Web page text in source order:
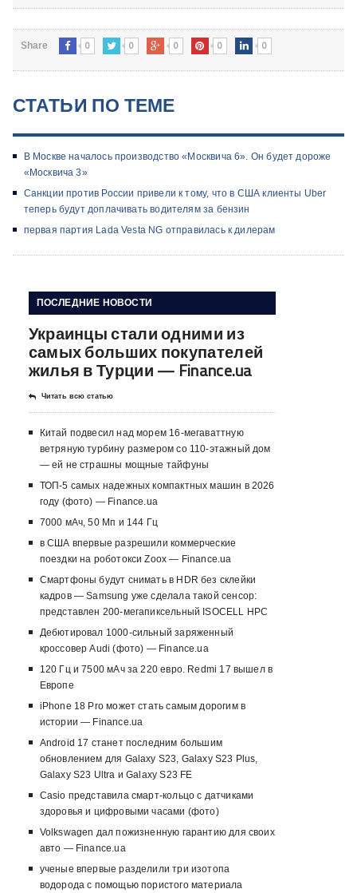
Share 0 0 0 0 0
СТАТЬИ ПО ТЕМЕ
В Москве началось производство «Москвича 6». Он будет дороже
«Москвича 3»
Санкции против России привели к тому, что в США клиенты Uber
теперь будут доплачивать водителям за бензин
первая партия Lada Vesta NG отправилась к дилерам
ПОСЛЕДНИЕ НОВОСТИ
Украинцы стали одними из
самых больших покупателей
жилья в Турции — Finance.ua
Читать всю статью
Китай подвесил над морем 16-мегаваттную
ветряную турбину размером со 110-этажный дом
— ей не страшны мощные тайфуны
ТОП-5 самых надежных компактных машин в 2026
году (фото) — Finance.ua
7000 мАч, 50 Мп и 144 Гц
в США впервые разрешили коммерческие
поездки на роботокси Zoox — Finance.ua
Смартфоны будут снимать в HDR без склейки
кадров — Samsung уже сделала такой сенсор:
представлен 200-мегапиксельный ISOCELL HPC
Дебютировал 1000-сильный заряженный
кроссовер Audi (фото) — Finance.ua
120 Гц и 7500 мАч за 220 евро. Redmi 17 вышел в
Европе
iPhone 18 Pro может стать самым дорогим в
истории — Finance.ua
Android 17 станет последним большим
обновлением для Galaxy S23, Galaxy S23 Plus,
Galaxy S23 Ultra и Galaxy S23 FE
Casio представила смарт-кольцо с датчиками
здоровья и цифровыми часами (фото)
Volkswagen дал пожизненную гарантию для своих
авто — Finance.ua
ученые впервые разделили три изотопа
водорода с помощью пористого материала